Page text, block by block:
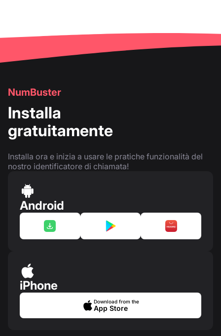
NumBuster
Installa
gratuitamente
Installa ora e inizia a usare le pratiche funzionalità del
nostro identificatore di chiamata!
Android
iPhone
Download from the
App Store